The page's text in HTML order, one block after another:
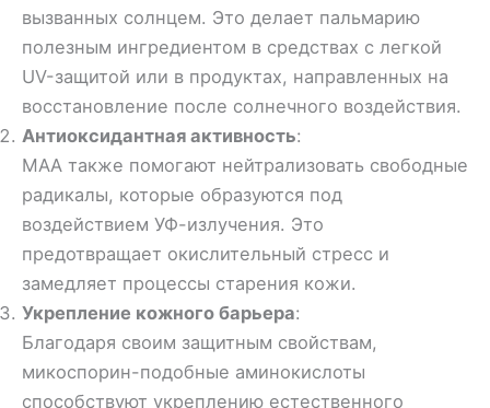
вызванных солнцем. Это делает пальмарию
полезным ингредиентом в средствах с легкой
UV-защитой или в продуктах, направленных на
восстановление после солнечного воздействия.
Антиоксидантная активность:
МАА также помогают нейтрализовать свободные
радикалы, которые образуются под
воздействием УФ-излучения. Это
предотвращает окислительный стресс и
замедляет процессы старения кожи.
Укрепление кожного барьера:
Благодаря своим защитным свойствам,
микоспорин-подобные аминокислоты
способствуют укреплению естественного